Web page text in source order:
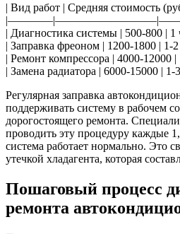
| Вид работ | Средняя стоимость
| Диагностика системы | 500-800 | 1
| Заправка фреоном | 1200-1800 | 1-2
| Ремонт компрессора | 4000-12000 |
| Замена радиатора | 6000-15000 | 1-
Регулярная заправка
поддерживать систему в рабочем
дорогостоящего ремонта.
проводить эту процедуру каждые
система работает нормально. Это
утечкой хладагента, которая
Пошаговый процесс
ремонта